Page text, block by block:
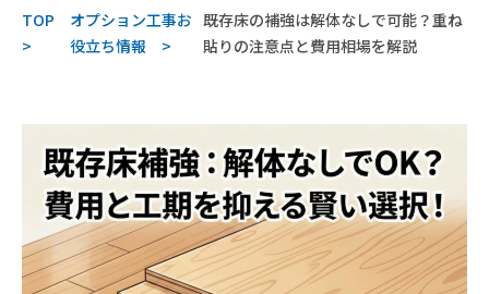
TOP
オプション工事お
役立ち情報
既存床の補強は解体なしで可能？重ね
貼りの注意点と費用相場を解説